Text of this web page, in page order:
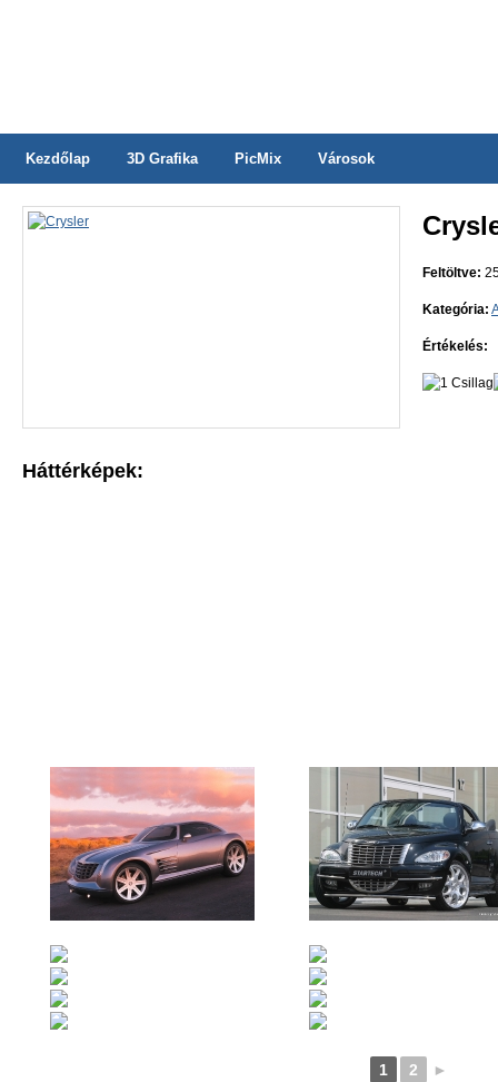
Kezdőlap 3D Grafika PicMix Városok
Feltöltve:
Kategória:
Értékelés:
Háttérképek:
1 2 ►